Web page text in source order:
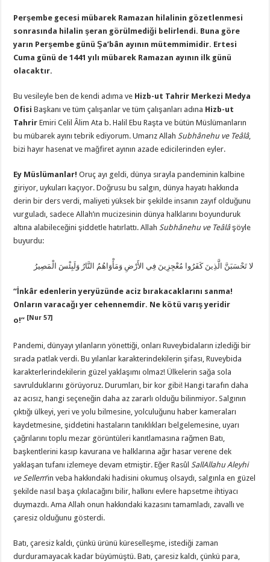
Perşembe gecesi mübarek Ramazan hilalinin gözetlenmesi
sonrasında hilalin şeran görülmediği belirlendi. Buna göre
yarın Perşembe günü Şa’bân ayının mütemmimidir. Ertesi
Cuma günü de 1441 yılı mübarek Ramazan ayının ilk günü
olacaktır.
Bu vesileyle ben de kendi adıma ve Hizb-ut Tahrir Merkezi Medya
Ofisi Başkanı ve tüm çalışanlar ve tüm çalışanları adına Hizb-ut
Tahrir Emiri Celil Âlim Ata b. Halil Ebu Raşta ve bütün Müslümanların
bu mübarek ayını tebrik ediyorum. Umarız AllahSubhânehu ve Teâlâ,
bizi hayır hasenat ve mağfiret ayının azade edicilerinden eyler.
Ey Müslümanlar!Oruç ayı geldi, dünya sırayla pandeminin kalbine
giriyor, uykuları kaçıyor. Doğrusu bu salgın, dünya hayatı hakkında
derin bir ders verdi, maliyeti yüksek bir şekilde insanın zayıf olduğunu
vurguladı, sadece Allah’ın mucizesinin dünya halklarını boyunduruk
altına alabileceğini şiddetle hatırlattı. Allah Subhânehu ve Teâlâşöyle
buyurdu:
“İnkâr edenlerin yeryüzünde aciz bırakacaklarını sanma!
Onların varacağı yer cehennemdir. Ne kötü varış yeridir
o!” [Nur 57]
Pandemi, dünyayı yılanların yönettiği, onları Ruveybidaların izlediği bir
sırada patlak verdi. Bu yılanlar karakterindekilerin şifası, Ruveybida
karakterlerindekilerin güzel yaklaşımı olmaz! Ülkelerin sağa sola
savrulduklarını görüyoruz. Durumları, bir kor gibi! Hangi tarafın daha
az acısız, hangi seçeneğin daha az zararlı olduğu bilinmiyor. Salgının
çıktığı ülkeyi, yeri ve yolu bilmesine, yolculuğunu haber kameraları
kaydetmesine, şiddetini hastaların tanıklıkları belgelemesine, uyarı
çağrılarını toplu mezar görüntüleri kanıtlamasına rağmen Batı,
başkentlerini kasıp kavurana ve halklarına ağır hasar verene dek
yaklaşan tufanı izlemeye devam etmiştir. Eğer RasûlSallAllahu Aleyhi
ve Sellem’in veba hakkındaki hadisini okumuş olsaydı, salgınla en güzel
şekilde nasıl başa çıkılacağını bilir, halkını evlere hapsetme ihtiyacı
duymazdı. Ama Allah onun hakkındaki kazasını tamamladı, zavallı ve
çaresiz olduğunu gösterdi.
Batı, çaresiz kaldı, çünkü ürünü küreselleşme, istediği zaman
durduramayacak kadar büyümüştü. Batı, çaresiz kaldı, çünkü para,